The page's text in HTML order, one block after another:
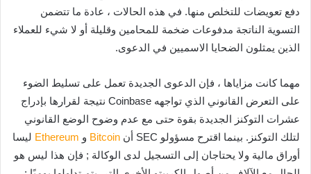
دفع تعويضات للتخلص منها. في هذه الحالات ، عادة ما تتضمن
التسوية الناتجة مدفوعات ضخمة للمحامين وقليلة أو لا شيء للعملاء
الذين يمثلون الضحايا الاسميين في الدعوى.
مهما كانت مزاياها ، فإن الدعوى الجديدة تعمل على تسليط الضوء
على التعرض القانوني الذي تواجهه Coinbase نتيجة لقرارها بإدراج
عشرات التوكنز الجديدة بقوة حتى مع عدم وضوح الوضع القانوني
لتلك التوكنز. بينما اقترح مسؤولو SEC أن
Bitcoin و Ethereum ليسا
أوراق مالية ولا يحتاجان إلى التسجيل لدى الوكالة ; فإن هذا ليس هو